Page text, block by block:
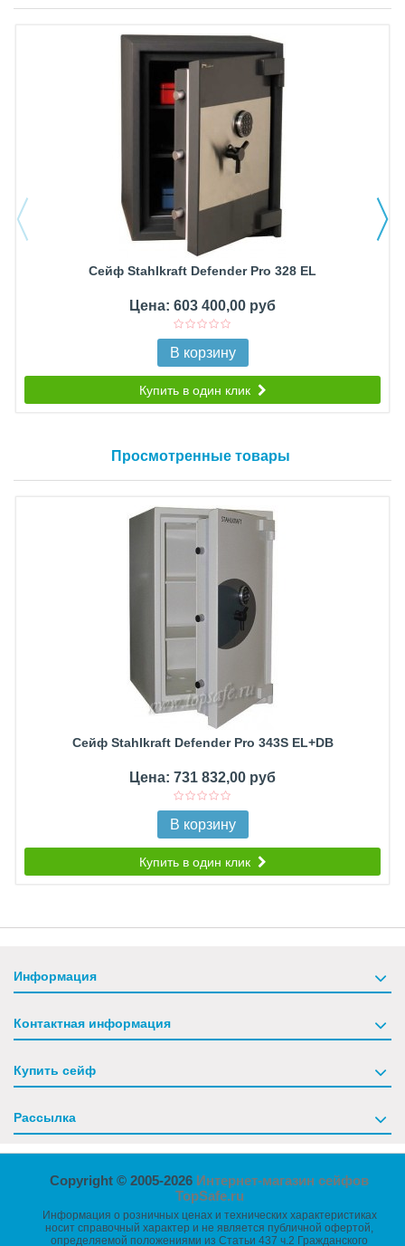
Сейф Stahlkraft Defender Pro 328 EL
Цена: 603 400,00 руб
В корзину
Купить в один клик
Просмотренные товары
Сейф Stahlkraft Defender Pro 343S EL+DB
Цена: 731 832,00 руб
В корзину
Купить в один клик
Информация
Контактная информация
Купить сейф
Рассылка
Copyright © 2005-2026 Интернет-магазин сейфов
TopSafe.ru
Информация о розничных ценах и технических характеристиках
носит справочный характер и не является публичной офертой,
определяемой положениями из Статьи 437 ч.2 Гражданского